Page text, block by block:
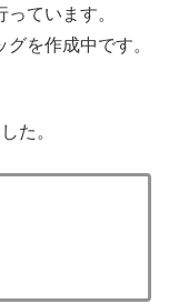
ています。
を作成中です。
た。